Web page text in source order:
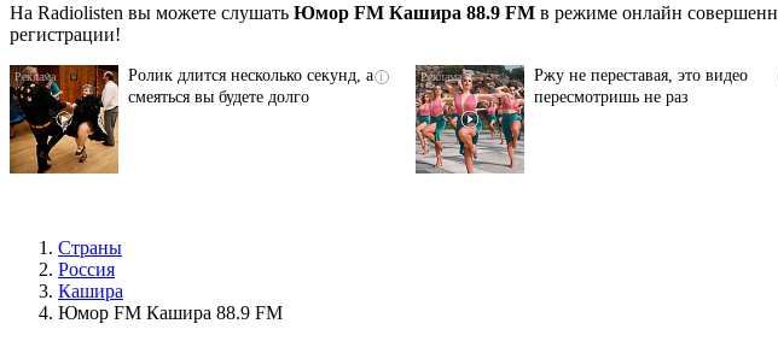
На Radiolisten вы можете слушать Юмор FM Кашира 88.9 FM в режиме онлайн
регистрации!
i
Ролик длится несколько секунд, а
смеяться вы будете долго
Ржу не переставая, это видео
пересмотришь не раз
Страны
Россия
Кашира
Юмор FM Кашира 88.9 FM